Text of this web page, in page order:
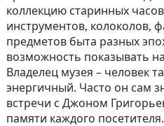
коллекцию старинных
инструментов, колоколов,
предметов быта разных
возможность показывать
Владелец музея – человек
энергичный. Часто он сам
встречи с Джоном
памяти каждого посетителя.